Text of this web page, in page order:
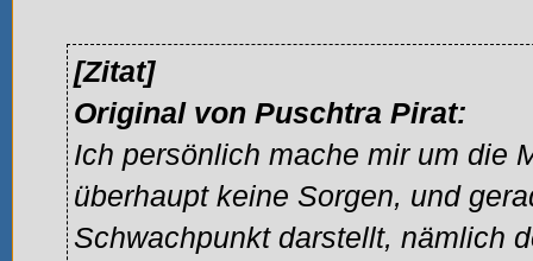
[Zitat]
Original von Puschtra Pirat:
Ich persönlich mache mir um die
überhaupt keine Sorgen, und
Schwachpunkt darstellt, nämlich